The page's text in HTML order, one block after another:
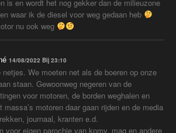
is en wordt het nog gekker dan de milieuzone
waar ik de diesel voor weg gedaan heb
nu ook weg
14/08/2022 Bij 23:10
We moeten net als de boeren op onze
staan. Gewoonweg negeren van de
voor motoren, de borden weghalen en
massa’s motoren daar gaan rijden en de media
journaal, kranten e.d.
voor eigen parochie van knmv, mag en andere